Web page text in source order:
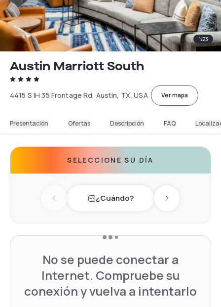
1/23
Austin Marriott South
4415 S IH 35 Frontage Rd, Austin, TX, USA Ver mapa
Presentación Ofertas Descripción FAQ
SELECCIONE SU DÍA
Previous day¿Cuándo? Next day
No se puede conectar a
Internet. Compruebe su
conexión y vuelva a intentarlo